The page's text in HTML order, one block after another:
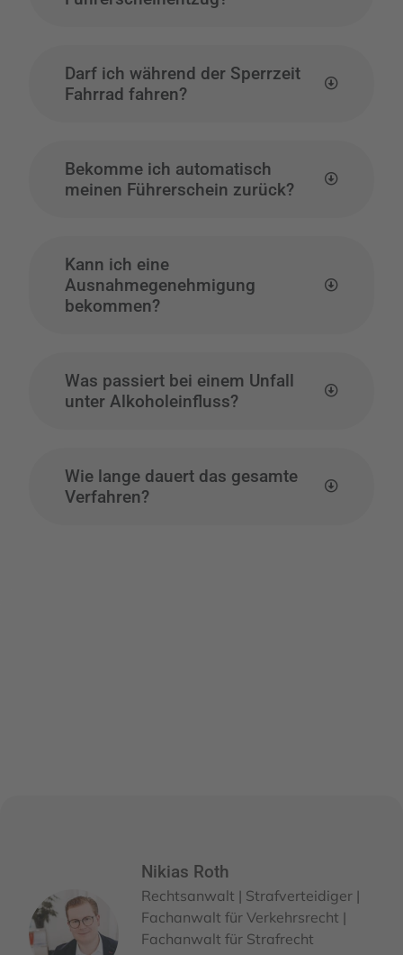
Darf ich während der Sperrzeit
Fahrrad fahren?
Bekomme ich automatisch
meinen Führerschein zurück?
Kann ich eine
Ausnahmegenehmigung
bekommen?
Was passiert bei einem Unfall
unter Alkoholeinfluss?
Wie lange dauert das gesamte
Verfahren?
Nikias Roth
Rechtsanwalt | Strafverteidiger |
Fachanwalt für Verkehrsrecht |
Fachanwalt für Strafrecht